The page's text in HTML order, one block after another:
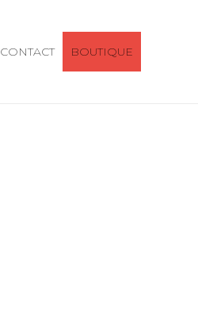
CONTACT BOUTIQUE